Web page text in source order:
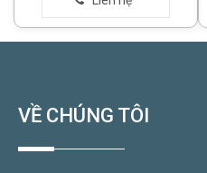
VỀ CHÚNG TÔI